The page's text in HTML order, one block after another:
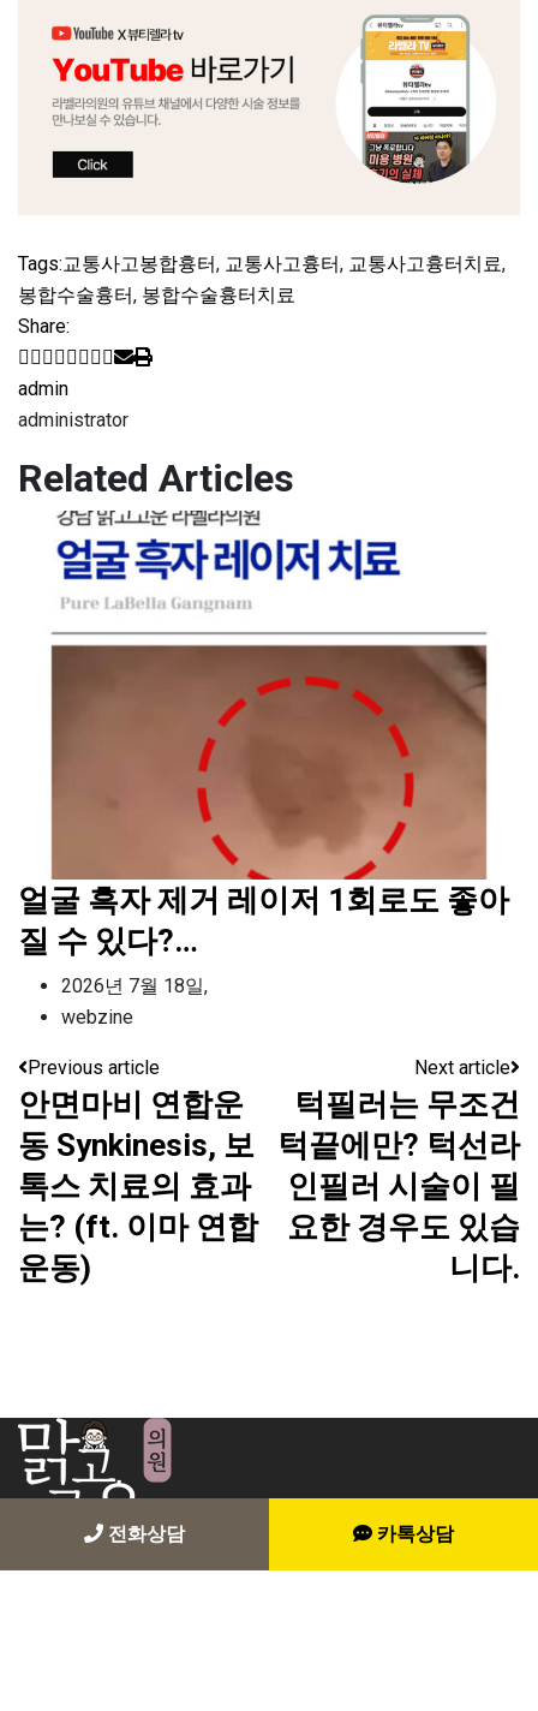
Tags:교통사고봉합흉터, 교통사고흉터, 교통사고흉터치료,
봉합수술흉터, 봉합수술흉터치료
Share:
admin
administrator
Related Articles
얼굴 흑자 제거 레이저 1회로도 좋아
질 수 있다?…
2026년 7월 18일,
webzine
Previous article
안면마비 연합운
동 Synkinesis, 보
톡스 치료의 효과
는? (ft. 이마 연합
운동)
Next article
턱필러는 무조건
턱끝에만? 턱선라
인필러 시술이 필
요한 경우도 있습
니다.
카톡상담
전화상담
이용약관